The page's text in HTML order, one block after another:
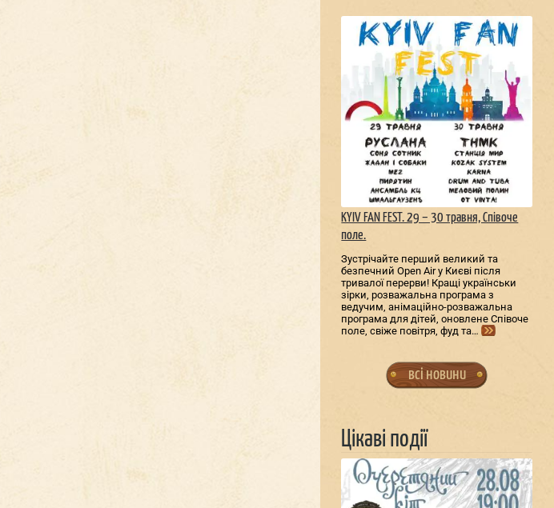
KYIV FAN FEST. 29 – 30 травня, Співоче
поле.
Зустрічайте перший великий та
безпечний Open Air у Києві після
тривалої перерви! Кращі українськи
зірки, розважальна програма з
ведучим, анімаційно-розважальна
програма для дітей, оновлене Співоче
поле, свіже повітря, фуд та…
всі новини
Цікаві події